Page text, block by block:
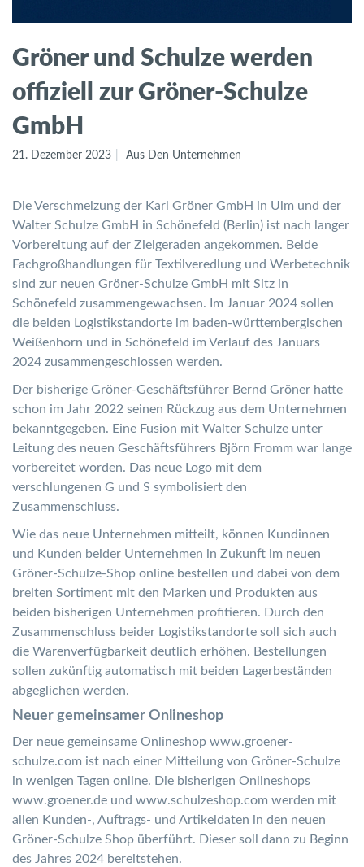
Gröner und Schulze werden
offiziell zur Gröner-Schulze
GmbH
21. Dezember 2023 Aus Den Unternehmen
Die Verschmelzung der Karl Gröner GmbH in Ulm und der
Walter Schulze GmbH in Schönefeld (Berlin) ist nach langer
Vorbereitung auf der Zielgeraden angekommen. Beide
Fachgroßhandlungen für Textilveredlung und Werbetechnik
sind zur neuen Gröner-Schulze GmbH mit Sitz in
Schönefeld zusammengewachsen. Im Januar 2024 sollen
die beiden Logistikstandorte im baden-württembergischen
Weißenhorn und in Schönefeld im Verlauf des Januars
2024 zusammengeschlossen werden.
Der bisherige Gröner-Geschäftsführer Bernd Gröner hatte
schon im Jahr 2022 seinen Rückzug aus dem Unternehmen
bekanntgegeben. Eine Fusion mit Walter Schulze unter
Leitung des neuen Geschäftsführers Björn Fromm war lange
vorbereitet worden. Das neue Logo mit dem
verschlungenen G und S symbolisiert den
Zusammenschluss.
Wie das neue Unternehmen mitteilt, können Kundinnen
und Kunden beider Unternehmen in Zukunft im neuen
Gröner-Schulze-Shop online bestellen und dabei von dem
breiten Sortiment mit den Marken und Produkten aus
beiden bisherigen Unternehmen profitieren. Durch den
Zusammenschluss beider Logistikstandorte soll sich auch
die Warenverfügbarkeit deutlich erhöhen. Bestellungen
sollen zukünftig automatisch mit beiden Lagerbeständen
abgeglichen werden.
Neuer gemeinsamer Onlineshop
Der neue gemeinsame Onlineshop www.groener-
schulze.com ist nach einer Mitteilung von Gröner-Schulze
in wenigen Tagen online. Die bisherigen Onlineshops
www.groener.de und www.schulzeshop.com werden mit
allen Kunden-, Auftrags- und Artikeldaten in den neuen
Gröner-Schulze Shop überführt. Dieser soll dann zu Beginn
des Jahres 2024 bereitstehen.